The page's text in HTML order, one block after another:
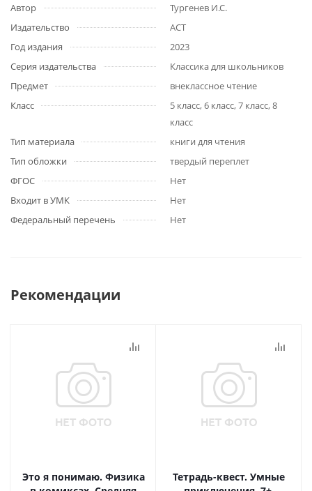
Автор
Тургенев И.С.
Издательство
АСТ
Год издания
2023
Серия издательства
Классика для школьников
Предмет
внеклассное чтение
Класс
5 класс, 6 класс, 7 класс, 8
класс
Тип материала
книги для чтения
Тип обложки
твердый переплет
ФГОС
Нет
Входит в УМК
Нет
Федеральный перечень
Нет
Рекомендации
Это я понимаю. Физика
Тетрадь-квест. Умные